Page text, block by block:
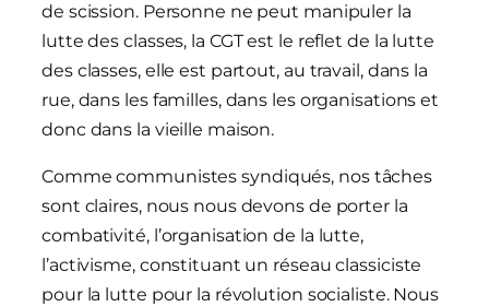
de scission. Personne ne peut manipuler la
lutte des classes, la CGT est le reflet de la lutte
des classes, elle est partout, au travail, dans la
rue, dans les familles, dans les organisations et
donc dans la vieille maison.
Comme communistes syndiqués, nos tâches
sont claires, nous nous devons de porter la
combativité, l’organisation de la lutte,
l’activisme, constituant un réseau classiciste
pour la lutte pour la révolution socialiste. Nous